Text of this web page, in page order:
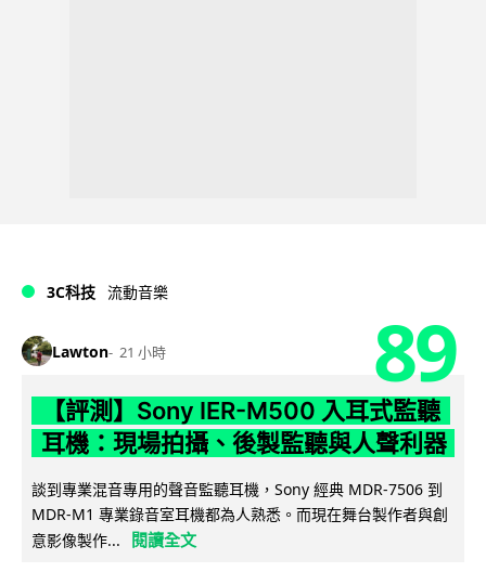
3C科技 流動音樂
Lawton 21 小時 89
【評測】Sony IER-M500 入耳式監聽
耳機：現場拍攝、後製監聽與人聲利器
談到專業混音專用的聲音監聽耳機，Sony 經典 MDR-7506 到
MDR-M1 專業錄音室耳機都為人熟悉。而現在舞台製作者與創
意影像製作...
閱讀全文